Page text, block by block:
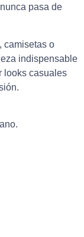
pasa de
camisetas o
indispensable
looks casuales